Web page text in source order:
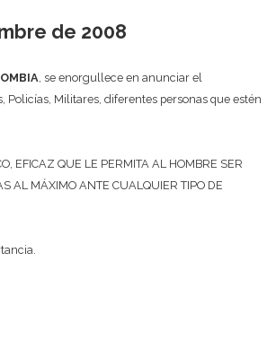
de 2008
, se enorgullece en anunciar el
Militares, diferentes personas que estén
EFICAZ QUE LE PERMITA AL HOMBRE SER
AL MÁXIMO ANTE CUALQUIER TIPO DE